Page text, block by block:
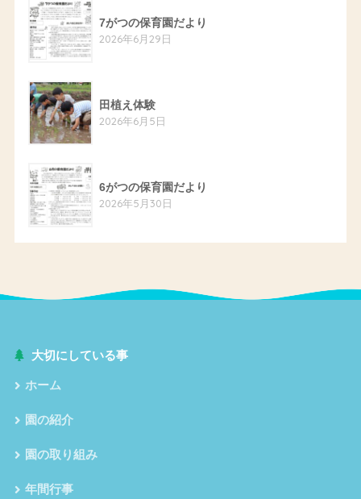
7がつの保育園だより
2026年6月29日
田植え体験
2026年6月5日
6がつの保育園だより
2026年5月30日
大切にしている事
ホーム
園の紹介
園の取り組み
年間行事